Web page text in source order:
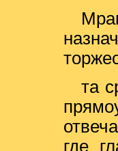
та
где